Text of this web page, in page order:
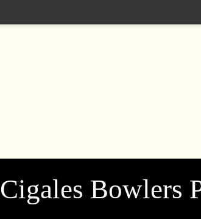
Cigales Bowlers